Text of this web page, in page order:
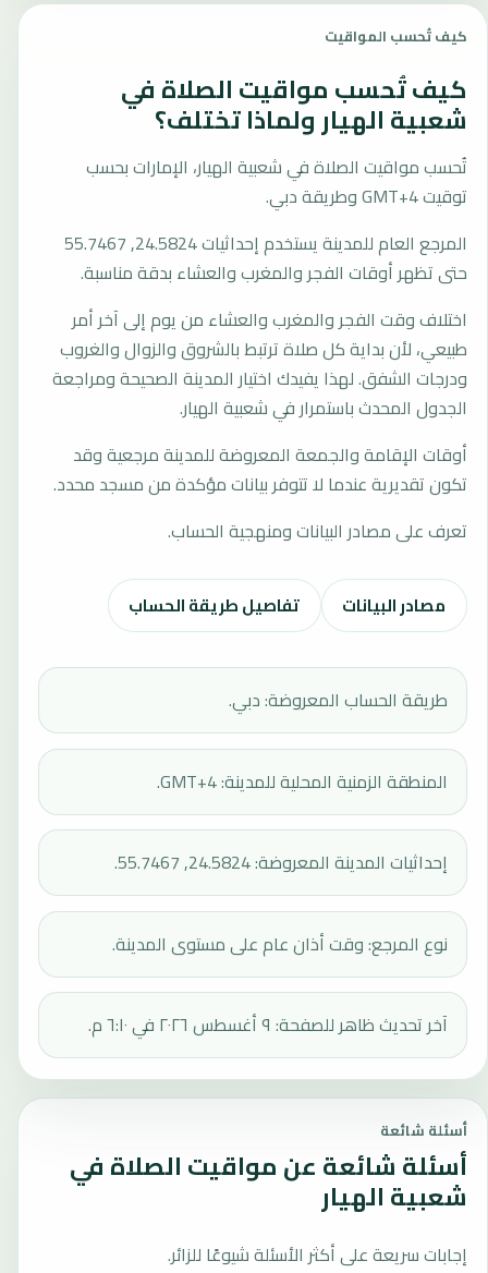
كيف تُحسب المواقيت
كيف تُحسب مواقيت الصلاة في
شعبية الهيار ولماذا تختلف؟
تُحسب مواقيت الصلاة في شعبية الهيار، الإمارات بحسب
توقيت GMT+4 وطريقة دبي.
المرجع العام للمدينة يستخدم إحداثيات 24.5824, 55.7467
حتى تظهر أوقات الفجر والمغرب والعشاء بدقة مناسبة.
اختلاف وقت الفجر والمغرب والعشاء من يوم إلى آخر أمر
طبيعي، لأن بداية كل صلاة ترتبط بالشروق والزوال والغروب
ودرجات الشفق. لهذا يفيدك اختيار المدينة الصحيحة ومراجعة
الجدول المحدث باستمرار في شعبية الهيار.
أوقات الإقامة والجمعة المعروضة للمدينة مرجعية وقد
تكون تقديرية عندما لا تتوفر بيانات مؤكدة من مسجد محدد.
تعرف على مصادر البيانات ومنهجية الحساب.
مصادر البيانات تفاصيل طريقة الحساب
طريقة الحساب المعروضة: دبي.
المنطقة الزمنية المحلية للمدينة: GMT+4.
إحداثيات المدينة المعروضة: 24.5824, 55.7467.
نوع المرجع: وقت أذان عام على مستوى المدينة.
آخر تحديث ظاهر للصفحة: ٩ أغسطس ٢٠٢٦ في ٦:١٠ م.
أسئلة شائعة
أسئلة شائعة عن مواقيت الصلاة في
شعبية الهيار
إجابات سريعة على أكثر الأسئلة شيوعًا للزائر.